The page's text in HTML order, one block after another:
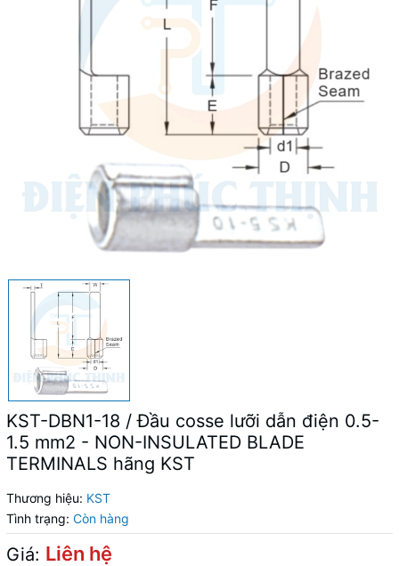
KST-DBN1-18 / Đầu cosse lưỡi dẫn điện 0.5-
1.5 mm2 - NON-INSULATED BLADE
TERMINALS hãng KST
Thương hiệu: KST
Tình trạng: Còn hàng
Giá: Liên hệ